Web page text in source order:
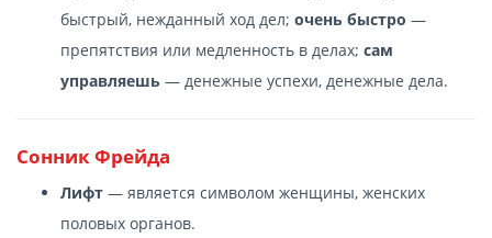
быстрый, нежданный ход дел; очень быстро —
препятствия или медленность в делах; сам
управляешь — денежные успехи, денежные дела.
Сонник Фрейда
Лифт — является символом женщины, женских
половых органов.